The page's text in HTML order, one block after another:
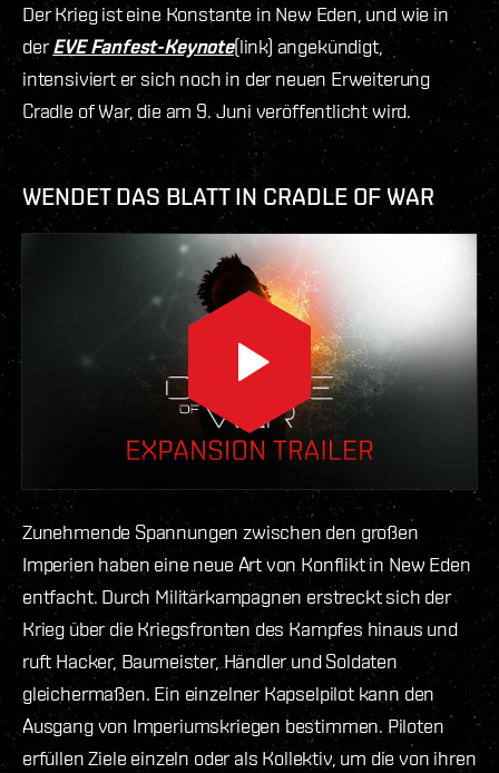
Der Krieg ist eine Konstante in New Eden, und wie in
derEVE Fanfest-Keynote(link) angekündigt,
intensiviert er sich noch in der neuen Erweiterung
Cradle of War, die am 9. Juni veröffentlicht wird.
WENDET DAS BLATT IN CRADLE OF WAR
Zunehmende Spannungen zwischen den großen
Imperien haben eine neue Art von Konflikt in New Eden
entfacht. Durch Militärkampagnen erstreckt sich der
Krieg über die Kriegsfronten des Kampfes hinaus und
ruft Hacker, Baumeister, Händler und Soldaten
gleichermaßen. Ein einzelner Kapselpilot kann den
Ausgang von Imperiumskriegen bestimmen. Piloten
erfüllen Ziele einzeln oder als Kollektiv, um die von ihren